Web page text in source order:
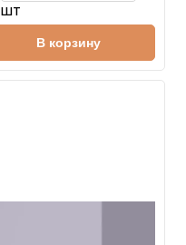
шт
В корзину